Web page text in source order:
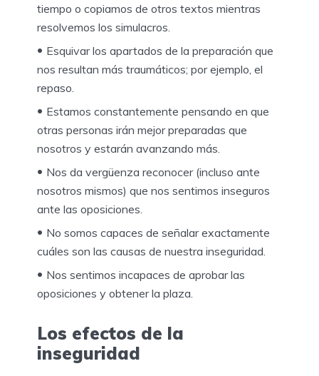
tiempo o copiamos de otros textos mientras
resolvemos los simulacros.
Esquivar los apartados de la preparación que
nos resultan más traumáticos; por ejemplo, el
repaso.
Estamos constantemente pensando en que
otras personas irán mejor preparadas que
nosotros y estarán avanzando más.
Nos da vergüenza reconocer (incluso ante
nosotros mismos) que nos sentimos inseguros
ante las oposiciones.
No somos capaces de señalar exactamente
cuáles son las causas de nuestra inseguridad.
Nos sentimos incapaces de aprobar las
oposiciones y obtener la plaza.
Los efectos de la
inseguridad